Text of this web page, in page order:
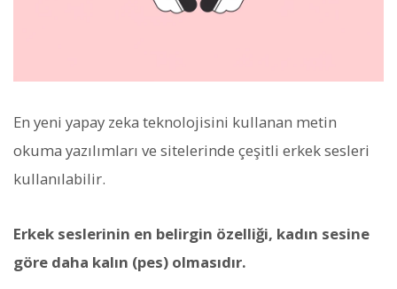
En yeni yapay zeka teknolojisini kullanan metin
okuma yazılımları ve sitelerinde çeşitli erkek sesleri
kullanılabilir.
Erkek seslerinin en belirgin özelliği, kadın sesine
göre daha kalın (pes) olmasıdır.